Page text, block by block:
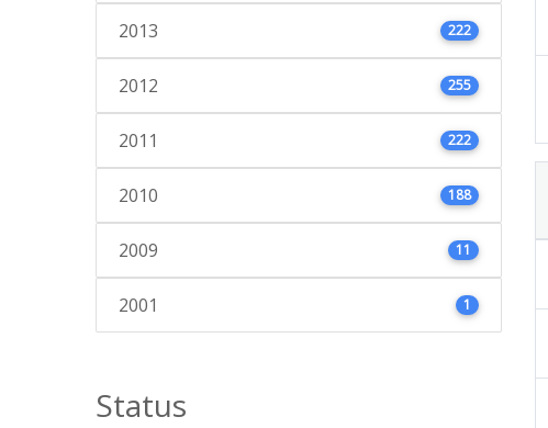
2013 222
2012 255
2011 222
2010 188
2009 11
2001 1
Status